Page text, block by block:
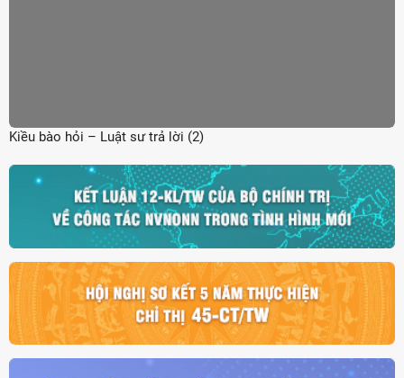
Kiều bào hỏi – Luật sư trả lời (2)